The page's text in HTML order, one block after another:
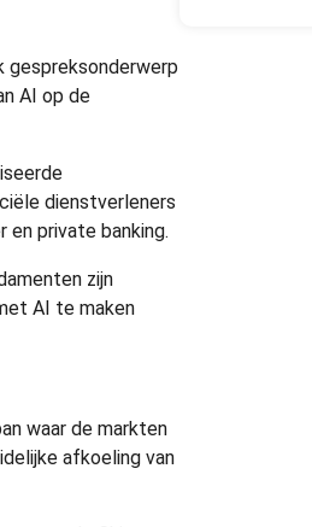
gespreksonderwerp
AI op de
dienstverleners
en private banking.
zijn
AI te maken
waar de markten
afkoeling van